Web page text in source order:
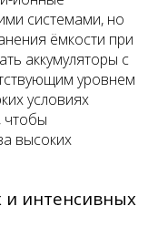
системами, но
ёмкости при
аккумуляторы с
уровнем
условиях
чтобы
высоких
и интенсивных